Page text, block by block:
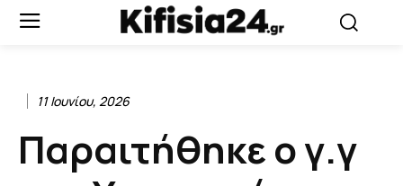
11 Ιουνίου, 2026
Παραιτήθηκε ο γ.γ